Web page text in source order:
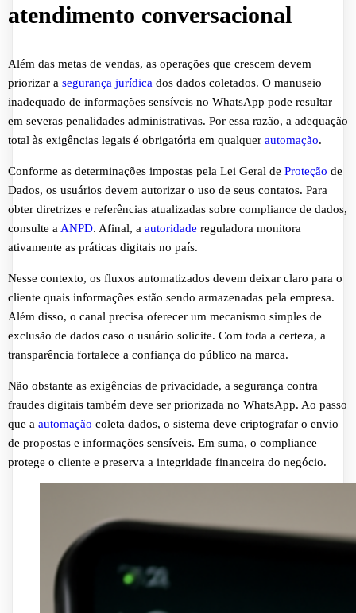
atendimento conversacional
Além das metas de vendas, as operações que crescem devem
priorizar a segurança jurídica dos dados coletados. O manuseio
inadequado de informações sensíveis no WhatsApp pode resultar
em severas penalidades administrativas. Por essa razão, a adequação
total às exigências legais é obrigatória em qualquer automação.
Conforme as determinações impostas pela Lei Geral de Proteção de
Dados, os usuários devem autorizar o uso de seus contatos. Para
obter diretrizes e referências atualizadas sobre compliance de dados,
consulte a ANPD. Afinal, a autoridade reguladora monitora
ativamente as práticas digitais no país.
Nesse contexto, os fluxos automatizados devem deixar claro para o
cliente quais informações estão sendo armazenadas pela empresa.
Além disso, o canal precisa oferecer um mecanismo simples de
exclusão de dados caso o usuário solicite. Com toda a certeza, a
transparência fortalece a confiança do público na marca.
Não obstante as exigências de privacidade, a segurança contra
fraudes digitais também deve ser priorizada no WhatsApp. Ao passo
que a automação coleta dados, o sistema deve criptografar o envio
de propostas e informações sensíveis. Em suma, o compliance
protege o cliente e preserva a integridade financeira do negócio.